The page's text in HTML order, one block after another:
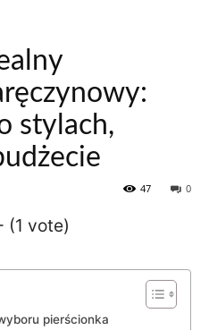
stylach,
0
47
(1 vote)
pierścionka